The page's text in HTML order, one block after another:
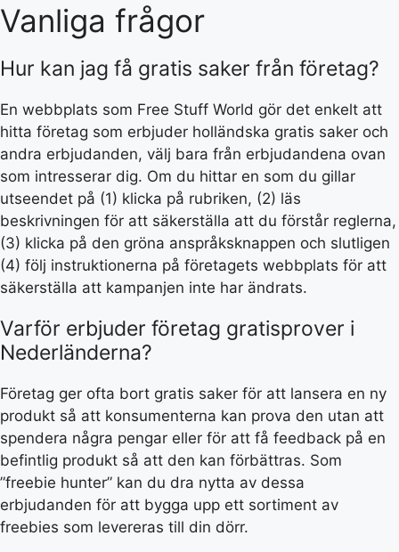
Vanliga frågor
Hur kan jag få gratis saker från företag?
En webbplats som Free Stuff World gör det enkelt att
hitta företag som erbjuder holländska gratis saker och
andra erbjudanden, välj bara från erbjudandena ovan
som intresserar dig. Om du hittar en som du gillar
utseendet på (1) klicka på rubriken, (2) läs
beskrivningen för att säkerställa att du förstår reglerna,
(3) klicka på den gröna anspråksknappen och slutligen
(4) följ instruktionerna på företagets webbplats för att
säkerställa att kampanjen inte har ändrats.
Varför erbjuder företag gratisprover i
Nederländerna?
Företag ger ofta bort gratis saker för att lansera en ny
produkt så att konsumenterna kan prova den utan att
spendera några pengar eller för att få feedback på en
befintlig produkt så att den kan förbättras. Som
”freebie hunter” kan du dra nytta av dessa
erbjudanden för att bygga upp ett sortiment av
freebies som levereras till din dörr.